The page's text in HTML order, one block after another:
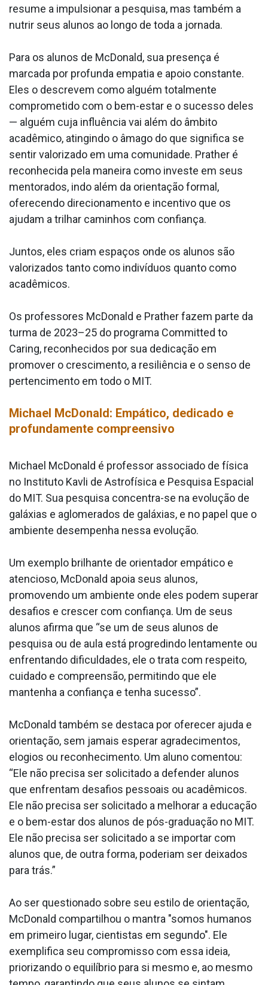
resume a impulsionar a pesquisa, mas também a
nutrir seus alunos ao longo de toda a jornada.
Para os alunos de McDonald, sua presença é
marcada por profunda empatia e apoio constante.
Eles o descrevem como alguém totalmente
comprometido com o bem-estar e o sucesso deles
— alguém cuja influência vai além do âmbito
acadêmico, atingindo o âmago do que significa se
sentir valorizado em uma comunidade. Prather é
reconhecida pela maneira como investe em seus
mentorados, indo além da orientação formal,
oferecendo direcionamento e incentivo que os
ajudam a trilhar caminhos com confiança.
Juntos, eles criam espaços onde os alunos são
valorizados tanto como indivíduos quanto como
acadêmicos.
Os professores McDonald e Prather fazem parte da
turma de 2023–25 do programa Committed to
Caring, reconhecidos por sua dedicação em
promover o crescimento, a resiliência e o senso de
pertencimento em todo o MIT.
Michael McDonald: Empático, dedicado e
profundamente compreensivo
Michael McDonald é professor associado de física
no Instituto Kavli de Astrofísica e Pesquisa Espacial
do MIT. Sua pesquisa concentra-se na evolução de
galáxias e aglomerados de galáxias, e no papel que o
ambiente desempenha nessa evolução.
Um exemplo brilhante de orientador empático e
atencioso, McDonald apoia seus alunos,
promovendo um ambiente onde eles podem superar
desafios e crescer com confiança. Um de seus
alunos afirma que “se um de seus alunos de
pesquisa ou de aula está progredindo lentamente ou
enfrentando dificuldades, ele o trata com respeito,
cuidado e compreensão, permitindo que ele
mantenha a confiança e tenha sucesso”.
McDonald também se destaca por oferecer ajuda e
orientação, sem jamais esperar agradecimentos,
elogios ou reconhecimento. Um aluno comentou:
“Ele não precisa ser solicitado a defender alunos
que enfrentam desafios pessoais ou acadêmicos.
Ele não precisa ser solicitado a melhorar a educação
e o bem-estar dos alunos de pós-graduação no MIT.
Ele não precisa ser solicitado a se importar com
alunos que, de outra forma, poderiam ser deixados
para trás.”
Ao ser questionado sobre seu estilo de orientação,
McDonald compartilhou o mantra "somos humanos
em primeiro lugar, cientistas em segundo". Ele
exemplifica seu compromisso com essa ideia,
priorizando o equilíbrio para si mesmo e, ao mesmo